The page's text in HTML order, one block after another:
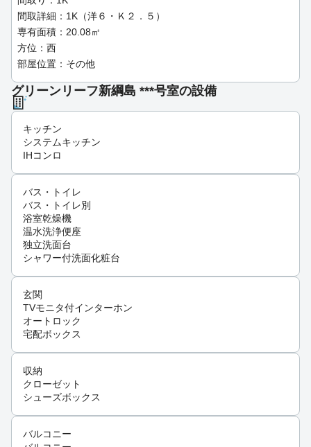
間取詳細：1K（洋６・Ｋ２．５）
専有面積：20.08㎡
方位：西
部屋位置：その他
グリーンリーフ新綱島 ***号室の設備
キッチン
システムキッチン
IHコンロ
バス・トイレ
バス・トイレ別
浴室乾燥機
温水洗浄便座
独立洗面台
シャワー付洗面化粧台
玄関
TVモニタ付インターホン
オートロック
宅配ボックス
収納
クローゼット
シューズボックス
バルコニー